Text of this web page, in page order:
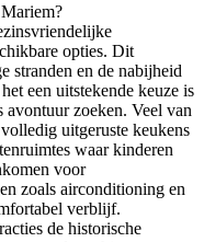
opties. Dit
stranden en de nabijheid
een uitstekende keuze is
zoeken. Veel van
uitgeruste keukens
waar kinderen
voor
zoals airconditioning en
verblijf.
de historische